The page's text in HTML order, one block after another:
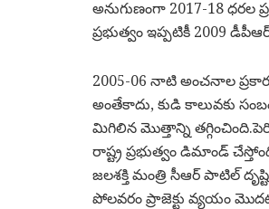
అనుగుణంగా 2017-18 ధరల
ప్రభుత్వం ఇప్పటికీ 2009
2005-06 నాటి అంచనాల
అంతేకాదు, కుడి కాలువకు
మిగిలిన మొత్తాన్ని
రాష్ట్ర ప్రభుత్వం డిమాండ్‌
జలశక్తి మంత్రి సీఆర్‌ పాటిల్‌
పోలవరం ప్రాజెక్టు వ్యయం